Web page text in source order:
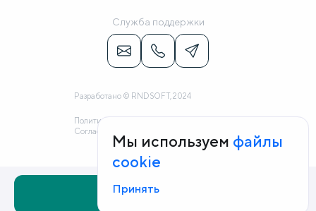
Заказать
Служба поддержки
Разработано © RNDSOFT, 2024
Политика конфиденциальности
Согласие на обработку персональных данных
Мы используем файлы
cookie
Принять